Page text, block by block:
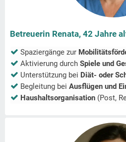
Betreuerin Renata, 42 Jahre
Spaziergänge zur
Aktivierung durch Spiele und
Unterstützung bei Diät- oder
Begleitung bei Ausflügen und
Haushaltsorganisation (Post,